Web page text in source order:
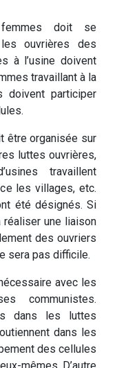
doit se
ouvrières des
à l’usine doivent
travaillant à la
doivent participer
être organisée sur
luttes ouvrières,
travaillent
les villages, etc.
été désignés. Si
une liaison
des ouvriers
sera pas difficile.
avec les
communistes.
dans les luttes
dans les
des cellules